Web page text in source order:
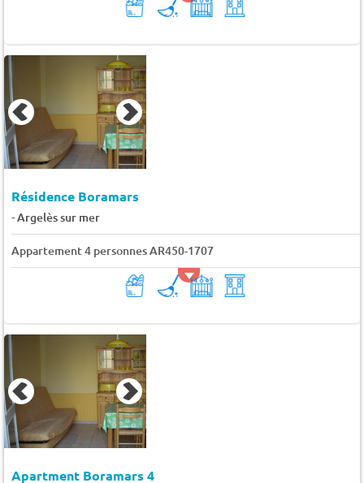
Résidence Boramars
-Argelès sur mer
Appartement 4 personnes AR450-1707
Apartment Boramars 4